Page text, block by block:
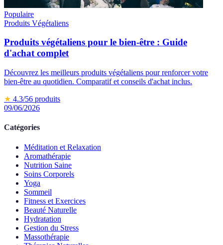
Populaire
Produits Végétaliens
Produits végétaliens pour le bien-être : Guide
d'achat complet
Découvrez les meilleurs produits végétaliens pour renforcer votre
bien-être au quotidien. Comparatif et conseils d'achat inclus.
★ 4.3/56 produits
09/06/2026
Catégories
Méditation et Relaxation
Aromathérapie
Nutrition Saine
Soins Corporels
Yoga
Sommeil
Fitness et Exercices
Beauté Naturelle
Hydratation
Gestion du Stress
Massothérapie